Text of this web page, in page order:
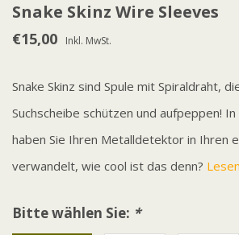
Snake Skinz Wire Sleeves
€15,00 Inkl. MwSt.
Snake Skinz sind Spule mit Spiraldraht,
Suchscheibe schützen und aufpeppen! In
haben Sie Ihren Metalldetektor in Ihren
verwandelt, wie cool ist das denn?
Bitte wählen Sie: *